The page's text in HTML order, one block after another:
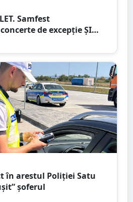
Samfest
de excepție ȘI
municipiului Satu
în arestul Poliției Satu
șoferul